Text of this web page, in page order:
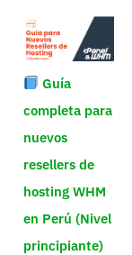
Guía
completa para
nuevos
resellers de
hosting WHM
en Perú (Nivel
principiante)